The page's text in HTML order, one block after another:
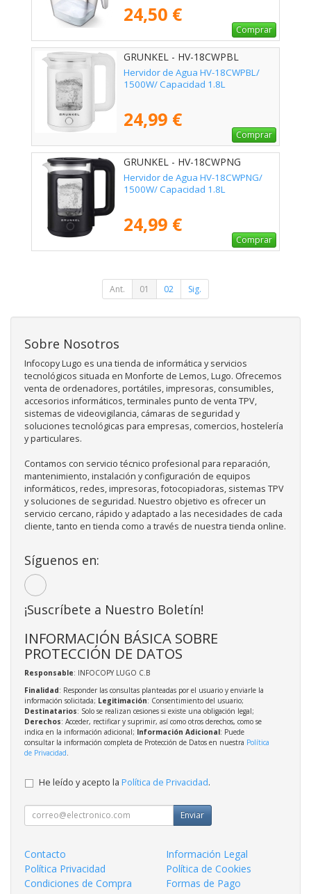
24,50 €
Comprar
GRUNKEL - HV-18CWPBL
Hervidor de Agua HV-18CWPBL/
1500W/ Capacidad 1.8L
24,99 €
Comprar
GRUNKEL - HV-18CWPNG
Hervidor de Agua HV-18CWPNG/
1500W/ Capacidad 1.8L
24,99 €
Comprar
Ant. 01 02 Sig.
Sobre Nosotros
Infocopy Lugo es una tienda de informática y servicios
tecnológicos situada en Monforte de Lemos, Lugo. Ofrecemos
venta de ordenadores, portátiles, impresoras, consumibles,
accesorios informáticos, terminales punto de venta TPV,
sistemas de videovigilancia, cámaras de seguridad y
soluciones tecnológicas para empresas, comercios, hostelería
y particulares.
Contamos con servicio técnico profesional para reparación,
mantenimiento, instalación y configuración de equipos
informáticos, redes, impresoras, fotocopiadoras, sistemas TPV
y soluciones de seguridad. Nuestro objetivo es ofrecer un
servicio cercano, rápido y adaptado a las necesidades de cada
cliente, tanto en tienda como a través de nuestra tienda online.
Síguenos en:
¡Suscríbete a Nuestro Boletín!
INFORMACIÓN BÁSICA SOBRE
PROTECCIÓN DE DATOS
Responsable: INFOCOPY LUGO C.B
Finalidad: Responder las consultas planteadas por el usuario y enviarle la
información solicitada; Legitimación: Consentimiento del usuario;
Destinatarios: Solo se realizan cesiones si existe una obligación legal;
Derechos: Acceder, rectificar y suprimir, así como otros derechos, como se
indica en la información adicional; Información Adicional: Puede
consultar la información completa de Protección de Datos en nuestra Política
de Privacidad
He leído y acepto la Política de Privacidad.
Enviar
Contacto
Información Legal
Política Privacidad
Política de Cookies
Condiciones de Compra
Formas de Pago